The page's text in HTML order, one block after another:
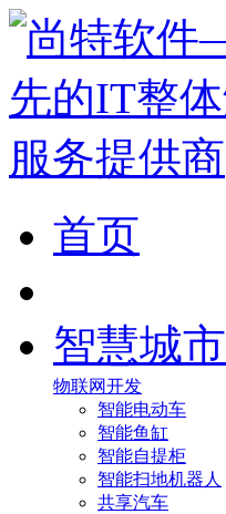
首页
智慧城市
物联网开发
智能电动车
智能鱼缸
智能自提柜
智能扫地机器人
共享汽车